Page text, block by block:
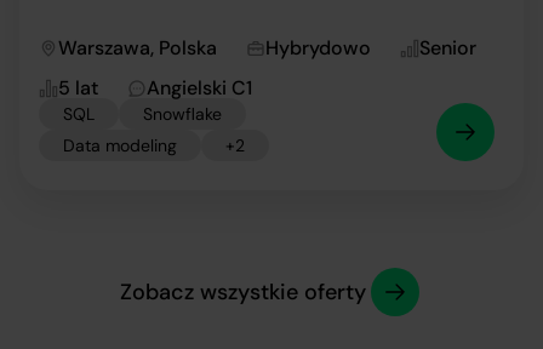
Warszawa, Polska Hybrydowo
Senior
5 lat
Angielski C1
SQL
Snowflake
Data modeling
+2
Zobacz wszystkie oferty